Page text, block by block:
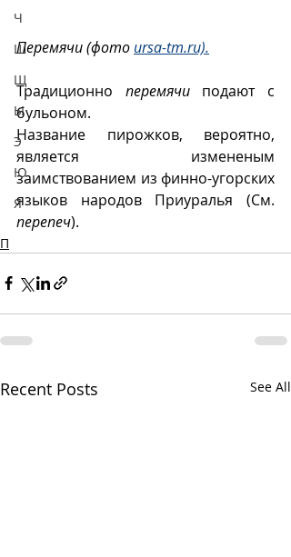
Ч
Ш
Щ
Ы
Э
Ю
Я
Перемячи (фото ursa-tm.ru).
Традиционно перемячи подают с
бульоном.
Название пирожков, вероятно,
является измененым
заимствованием из финно-угорских
перепеч).
П
Recent Posts See All